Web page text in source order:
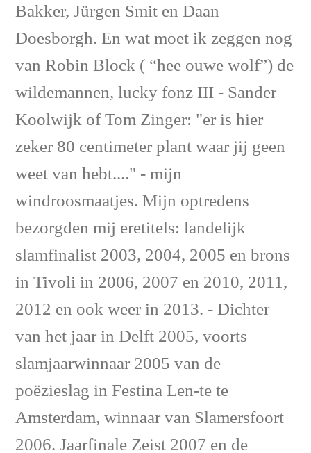
Bakker, Jürgen Smit en Daan
Doesborgh. En wat moet ik zeggen nog
van Robin Block ( “hee ouwe wolf”) de
wildemannen, lucky fonz III - Sander
Koolwijk of Tom Zinger: "er is hier
zeker 80 centimeter plant waar jij geen
weet van hebt...." - mijn
windroosmaatjes. Mijn optredens
bezorgden mij eretitels: landelijk
slamfinalist 2003, 2004, 2005 en brons
in Tivoli in 2006, 2007 en 2010, 2011,
2012 en ook weer in 2013. - Dichter
van het jaar in Delft 2005, voorts
slamjaarwinnaar 2005 van de
poëzieslag in Festina Len-te te
Amsterdam, winnaar van Slamersfoort
2006. Jaarfinale Zeist 2007 en de